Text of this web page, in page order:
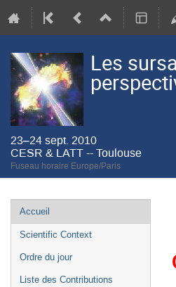
Les
23–24 sept. 2010
CESR & LATT -- Toulouse
Fuseau horaire Europe/Paris
Menu
de
Accueil
Scientific Context
Ordre du jour
Liste des Contributions